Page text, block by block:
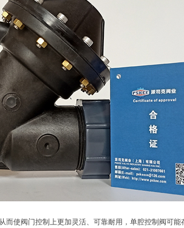
使阀门控制上更加灵活、可靠耐用，单腔控制阀可能